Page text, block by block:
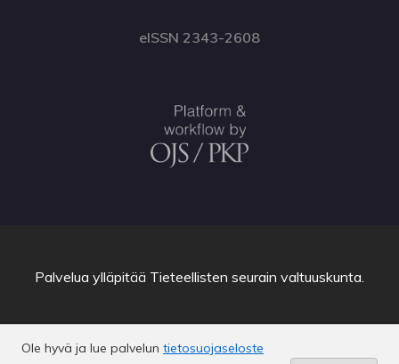
eISSN 2343-2608
Ole hyvä ja lue palvelun tietosuojaseloste
Palvelua ylläpitää Tieteellisten seurain valtuuskunta.